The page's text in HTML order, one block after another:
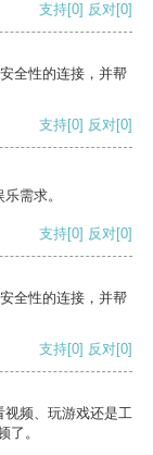
支持[0] 反对[0]
全性的连接，并帮
支持[0] 反对[0]
需求。
支持[0] 反对[0]
全性的连接，并帮
支持[0] 反对[0]
视频、玩游戏还是工
了。